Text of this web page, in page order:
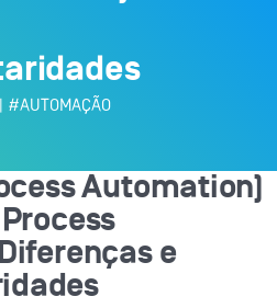
| #AUTOMAÇÃO
Automation)
e